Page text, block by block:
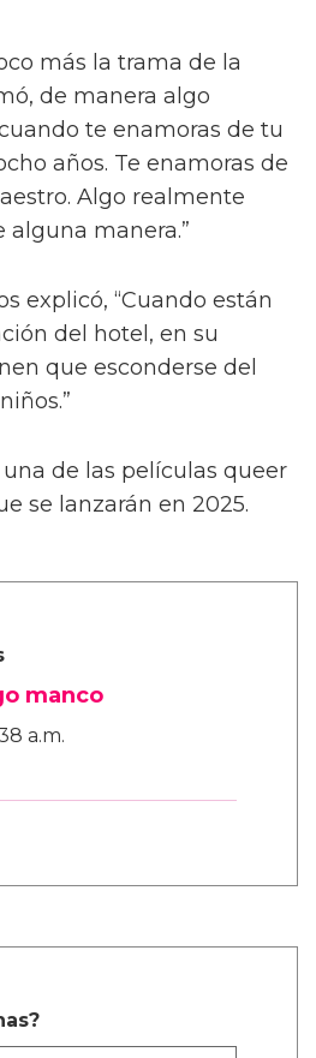
más la trama de la
de manera algo
te enamoras de tu
años. Te enamoras de
Algo realmente
alguna manera.”
explicó, “Cuando están
del hotel, en su
que esconderse del
de las películas queer
se lanzarán en 2025.
manco
a.m.